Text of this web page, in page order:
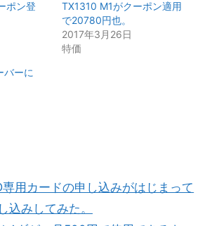
ポン登
TX1310 M1がクーポン適用
で20780円也。
2017年3月26日
特価
ーに
用カードの申し込みがはじまって
みしてみた。